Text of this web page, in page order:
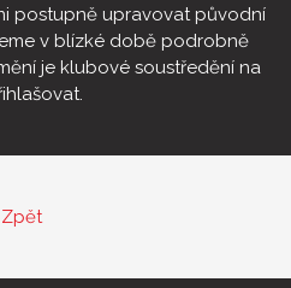
postupně upravovat původní
v blízké době podrobně
je klubové soustředění na
Zpět